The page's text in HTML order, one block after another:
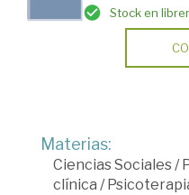
Stock en
Materias:
Ciencias Sociales/
clínica /